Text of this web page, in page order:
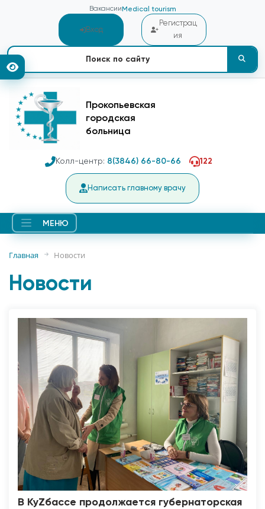
Вакансии Medical tourism
Вход
Регистрац
ия
Прокопьевская
городская
больница
Колл-центр: 8(3846) 66-80-66 122
Написать главному врачу
МЕНЮ
Главная Новости
Новости
В КуZбассе продолжается губернаторская